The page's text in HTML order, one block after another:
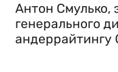
Антон Смулько,
генерального
андеррайтингу